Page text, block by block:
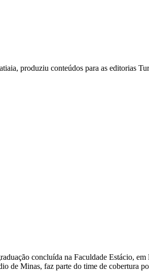
produziu conteúdos para as editorias
concluída na Faculdade Estácio,
de Minas, faz parte do time de cobertura